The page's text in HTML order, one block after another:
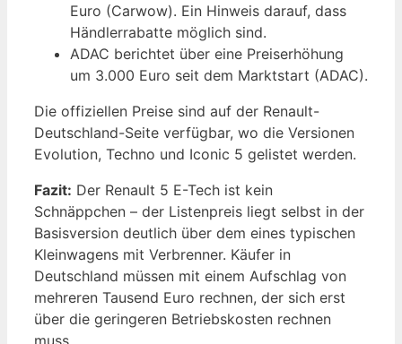
Euro (Carwow). Ein Hinweis darauf, dass
Händlerrabatte möglich sind.
ADAC berichtet über eine Preiserhöhung
um 3.000 Euro seit dem Marktstart (ADAC).
Die offiziellen Preise sind auf der Renault-
Deutschland-Seite verfügbar, wo die Versionen
Evolution, Techno und Iconic 5 gelistet werden.
Fazit: Der Renault 5 E-Tech ist kein
Schnäppchen – der Listenpreis liegt selbst in der
Basisversion deutlich über dem eines typischen
Kleinwagens mit Verbrenner. Käufer in
Deutschland müssen mit einem Aufschlag von
mehreren Tausend Euro rechnen, der sich erst
über die geringeren Betriebskosten rechnen
muss.